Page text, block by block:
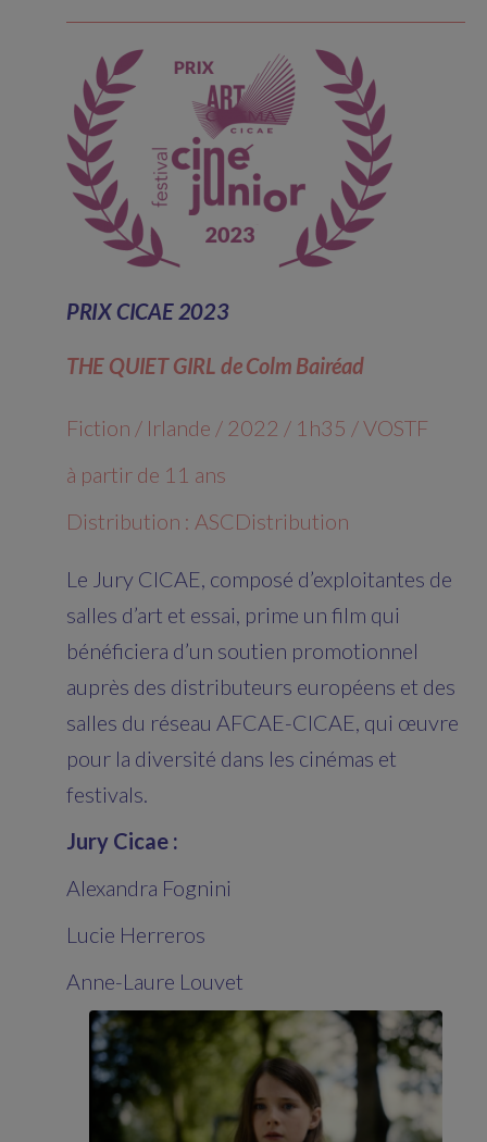
PRIX CICAE 2023
THE QUIET GIRL de Colm Bairéad
Fiction / Irlande / 2022 / 1h35 / VOSTF
à partir de 11 ans
Distribution : ASCDistribution
Le Jury CICAE, composé d’exploitantes de
salles d’art et essai, prime un film qui
bénéficiera d’un soutien promotionnel
auprès des distributeurs européens et des
salles du réseau AFCAE-CICAE, qui œuvre
pour la diversité dans les cinémas et
festivals.
Jury Cicae :
Alexandra Fognini
Lucie Herreros
Anne-Laure Louvet